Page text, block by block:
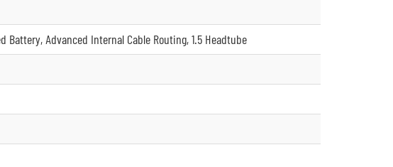
Advanced Internal Cable Routing, 1.5 Headtube